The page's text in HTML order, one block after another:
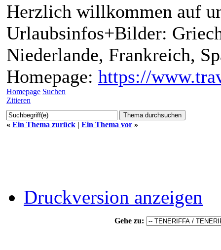
Herzlich willkommen auf
Urlaubsinfos+Bilder:
Niederlande, Frankreich,
Homepage: https://
Homepage Suchen
Zitieren
« Ein Thema zurück | Ein Thema vor »
Druckversion anzeigen
Gehe zu: